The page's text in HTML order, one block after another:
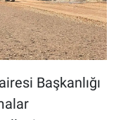
Başkanlığı